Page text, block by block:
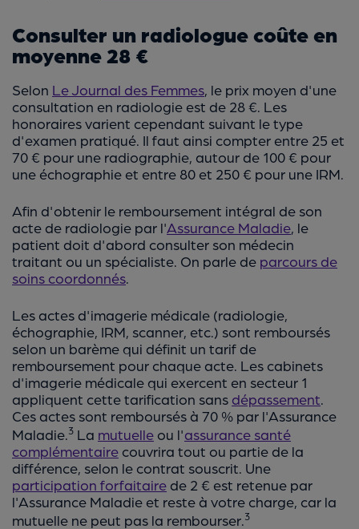
Consulter un radiologue coûte en
moyenne 28 €
Selon Le Journal des Femmes , le prix moyen d'une
consultation en radiologie est de 28 €. Les
honoraires varient cependant suivant le type
d'examen pratiqué. Il faut ainsi compter entre 25 et
70 € pour une radiographie, autour de 100 € pour
une échographie et entre 80 et 250 € pour une IRM.
Afin d'obtenir le remboursement intégral de son
acte de radiologie par l'Assurance Maladie , le
patient doit d'abord consulter son médecin
traitant ou un spécialiste. On parle de parcours de
soins coordonnés
Les actes d'imagerie médicale (radiologie,
échographie, IRM, scanner, etc.) sont remboursés
selon un barème qui définit un tarif de
remboursement pour chaque acte. Les cabinets
d'imagerie médicale qui exercent en secteur 1
appliquent cette tarification sans dépassement
Ces actes sont remboursés à 70 % par l'Assurance
Maladie. 3 La mutuelle ou l'assurance santé
complémentaire couvrira tout ou partie de la
différence, selon le contrat souscrit. Une
participation forfaitaire de 2 € est retenue par
l'Assurance Maladie et reste à votre charge, car la
mutuelle ne peut pas la rembourser. 3